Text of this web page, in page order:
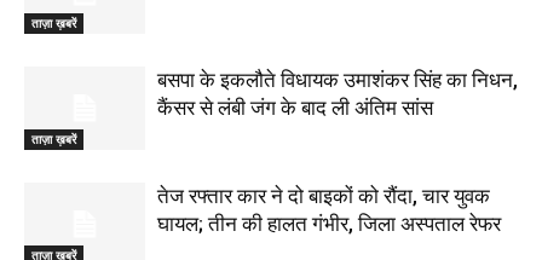
ताज़ा ख़बरें
ताज़ा ख़बरें
बसपा के इकलौते विधायक उमाशंकर सिंह का निधन,
कैंसर से लंबी जंग के बाद ली अंतिम सांस
ताज़ा ख़बरें
तेज रफ्तार कार ने दो बाइकों को रौंदा, चार युवक
घायल; तीन की हालत गंभीर, जिला अस्पताल रेफर